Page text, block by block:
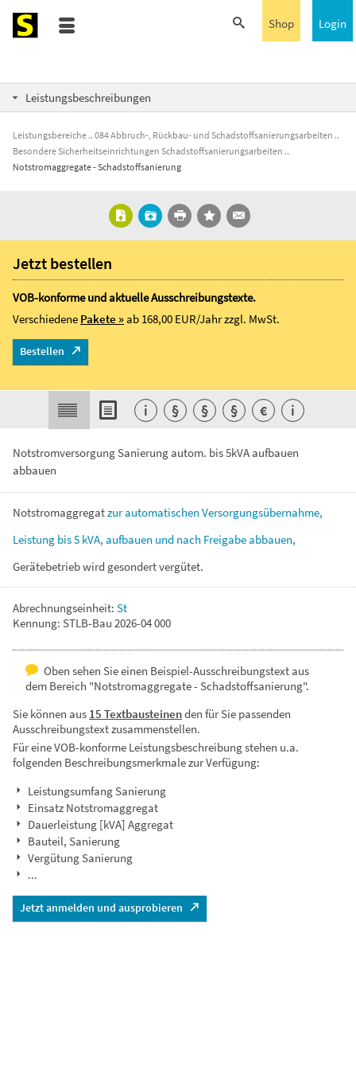
Login
Shop
Leistungsbeschreibungen
Leistungsbereiche
084 Abbruch-, Rückbau- und Schadstoffsanierungsarbeiten
Besondere Sicherheitseinrichtungen Schadstoffsanierungsarbeiten
Notstromaggregate - Schadstoffsanierung
Notstromversorgung Sanierung autom. bis 5kVA aufbauen
abbauen
Notstromaggregatzurautomatischen Versorgungsübernahme,
Leistung bis5 kVA, aufbauen und nach Freigabeabbauen,
Gerätebetriebwird gesondertvergütet.
Abrechnungseinheit: St
Kennung: STLB-Bau 2026-04 000
Oben sehen Sie einen Beispiel-Ausschreibungstext aus
dem Bereich "Notstromaggregate - Schadstoffsanierung".
Sie können aus 15 Textbausteinenden für Sie passenden
Ausschreibungstext zusammenstellen.
Für eine VOB-konforme Leistungsbeschreibung stehen u.a.
folgenden Beschreibungsmerkmale zur Verfügung:
Leistungsumfang Sanierung
Einsatz Notstromaggregat
Dauerleistung [kVA] Aggregat
Bauteil, Sanierung
Vergütung Sanierung
...
Jetzt anmelden und ausprobieren
Jetzt bestellen
VOB-konforme und aktuelle Ausschreibungstexte.
Verschiedene Pakete »ab 168,00 EUR/Jahrzzgl. MwSt.
Bestellen
i § § § € i